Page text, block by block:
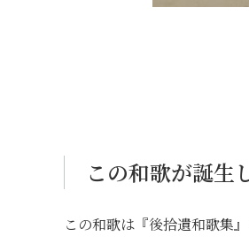
この和歌が誕生
この和歌は『後拾遺和歌集